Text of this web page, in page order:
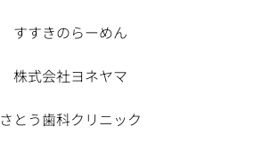
すすきのらーめん
株式会社ヨネヤマ
さとう歯科クリニック